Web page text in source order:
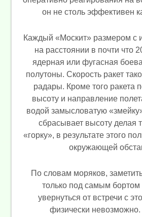
он не столь эффективен
Каждый «Москит» размером с
на расстоянии в почти что
ядерная или фугасная
полутоны. Скорость ракет
радары. Кроме того ракета
высоту и направление
водой замысловатую
сбрасывает высоту делая
«горку», в результате этого
окружающей
По словам моряков,
только под самым бортом
увернуться от встречи с
физически невозможно.